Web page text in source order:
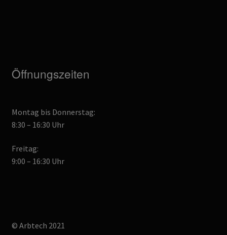
Öffnungszeiten
Montag bis Donnerstag:
8:30 – 16:30 Uhr
Freitag:
9:00 – 16:30 Uhr
© Arbtech 2021